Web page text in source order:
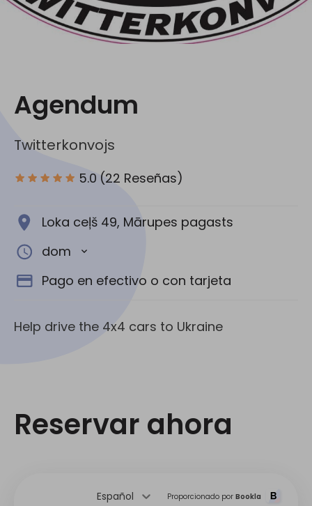
Agendum
Twitterkonvojs
5.0 (22 Reseñas)
Loka ceļš 49, Mārupes pagasts
dom
Pago en efectivo o con tarjeta
Help drive the 4x4 cars to Ukraine
Reservar ahora
Redes Sociales: